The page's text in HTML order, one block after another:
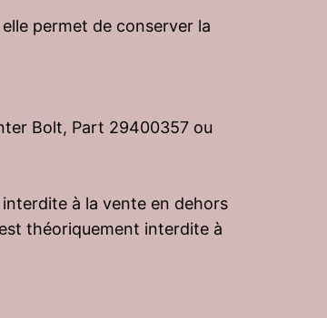
permet de conserver la
Bolt, Part 29400357 ou
à la vente en dehors
théoriquement interdite à